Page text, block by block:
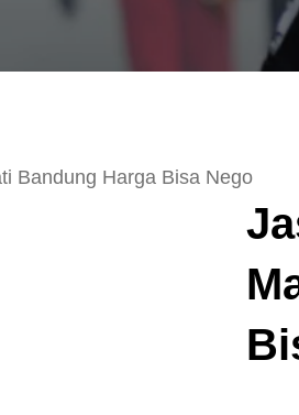
Bandung Harga Bisa Nego